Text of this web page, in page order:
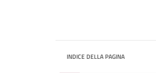
INDICE DELLA PAGINA